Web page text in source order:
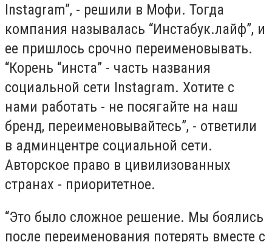
Instagram”, - решили в Мофи. Тогда
компания называлась “Инстабук.лайф”, и
ее пришлось срочно переименовывать.
“Корень “инста” - часть названия
социальной сети Instagram. Хотите с
нами работать - не посягайте на наш
бренд, переименовывайтесь”, - ответили
в админцентре социальной сети.
Авторское право в цивилизованных
странах - приоритетное.
“Это было сложное решение. Мы боялись
после переименования потерять вместе с